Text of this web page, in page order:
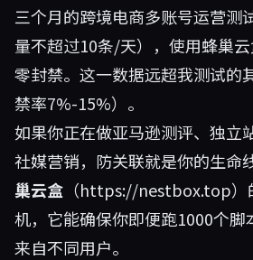
三个月的跨境电商多账号运营测
量不超过10条/天），使用蜂巢云
零封禁。这一数据远超我测试的
禁率7%-15%）。
如果你正在做亚马逊测评、独立
社媒营销，防关联就是你的生命
巢云盒 （https://nestbox.top）
机，它能确保你即便跑1000个脚
来自不同用户。